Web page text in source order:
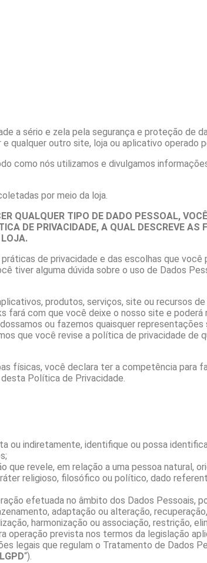
a sério e zela pela segurança e proteção de
qualquer outro site, loja ou aplicativo operado
como nós utilizamos e divulgamos
por meio da loja.
QUALQUER TIPO DE DADO PESSOAL,
DE PRIVACIDADE, A QUAL DESCREVE AS
LOJA.
de privacidade e das escolhas que
tiver alguma dúvida sobre o uso de Dados
produtos, serviços, site ou recursos
fará com que você deixe o nosso site e
ou fazemos quaisquer
que você revise a política de privacidade de
físicas, você declara ter a competência para
Política de Privacidade.
ou indiretamente, identifique ou possa
que revele, em relação a uma pessoa natural,
religioso, filosófico ou político, dado
efetuada no âmbito dos Dados Pessoais,
adaptação ou alteração,
harmonização ou associação, restrição,
operação prevista nos termos da legislação
legais que regulam o Tratamento de Dados
LGPD“).